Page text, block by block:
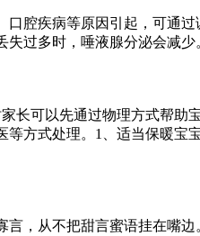
腔疾病等原因引起，可通
过多时，唾液腺分泌会减
长可以先通过物理方式帮
方式处理。1、适当保暖
，从不把甜言蜜语挂在嘴